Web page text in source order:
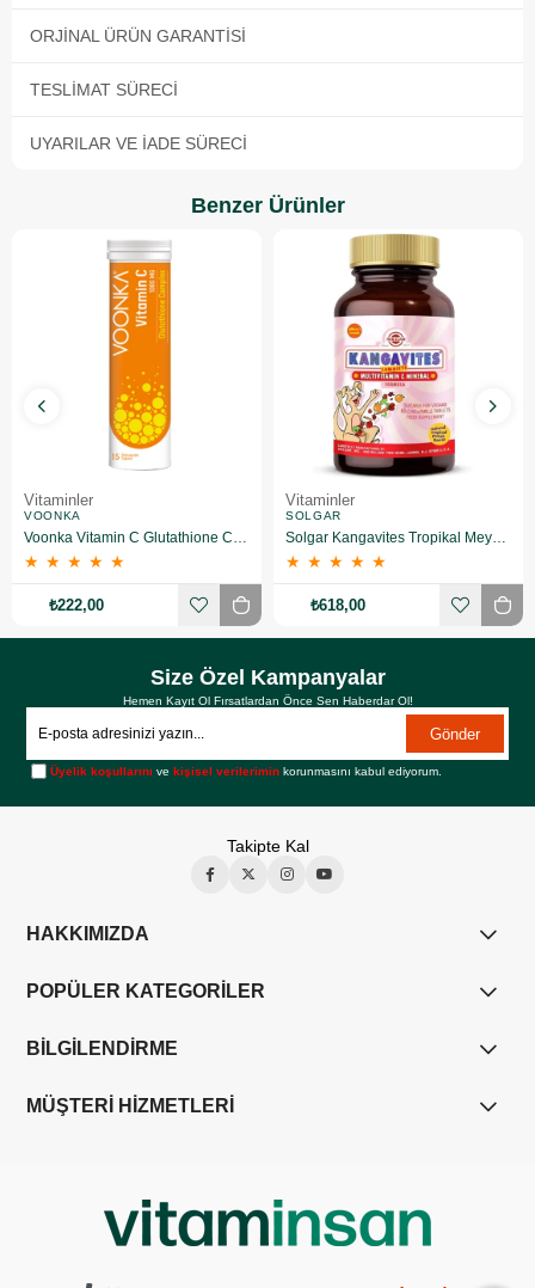
ORJINAL ÜRÜN GARANTISI
TESLIMAT SÜRECI
UYARILAR VE İADE SÜRECI
Benzer Ürünler
Vitaminler
VOONKA
Voonka Vitamin C Glutathione Complex Efervesan 15 Tablet
★ ★ ★ ★ ★
₺222,00
Vitaminler
SOLGAR
Solgar Kangavites Tropikal Meyve Aromalı 60 Tablet
★ ★ ★ ★ ★
₺618,00
Size Özel Kampanyalar
Hemen Kayıt Ol Fırsatlardan Önce Sen Haberdar Ol!
Gönder
Üyelik koşullarını vekişisel verilerimin korunmasını kabul ediyorum.
Takipte Kal
HAKKIMIZDA
POPÜLER KATEGORİLER
BİLGİLENDİRME
MÜŞTERİ HİZMETLERİ